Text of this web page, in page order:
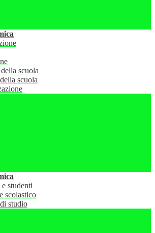
scuola
scuola
studenti
scolastico
studio